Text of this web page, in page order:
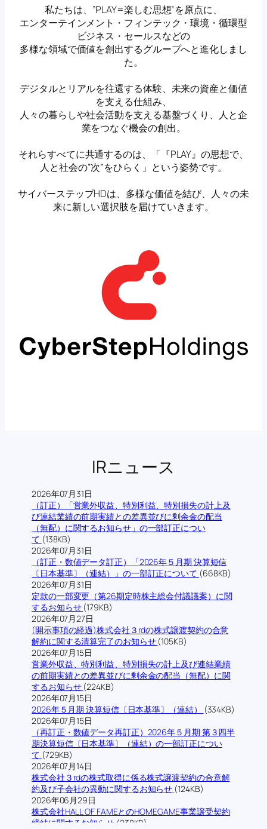
私たちは、”PLAY=楽しむ思想”を原点に、
エンターテインメント・フィンテック・環境・循環型
ビジネス・セールスなどの
多様な領域で価値を創出するグループへと進化しまし
た。
デジタルとリアルを往還する体験、未来の資産と価値
を支える仕組み、
人々の暮らしや社会活動を支える基盤づくり、人と企
業をつなぐ機会の創出。
それらすべてに共通するのは、「『PLAY』の思想で、
人と社会の”次”をひらく」という姿勢です。
サイバーステップHDは、多様な価値を結び、人々の未
来に新しい選択肢を届けていきます。
IRニュース
2026年07月31日
（訂正）「営業外収益、特別利益、特別損失の計上及
び連結業績の前期実績との差異並びに剰余金の配当
（無配）に関するお知らせ」の一部訂正につい
て (138KB)
2026年07月31日
（訂正・数値データ訂正）「2026年５月期 決算短信
〔日本基準〕（連結）」の一部訂正について (668KB)
2026年07月31日
定款の一部変更（第26期定時株主総会付議議案）に関
するお知らせ (179KB)
2026年07月27日
(開示事項の経過)株式会社３rdの株式譲渡契約の合意
解約に関する清算完了のお知らせ (105KB)
2026年07月15日
営業外収益、特別利益、特別損失の計上及び連結業績
の前期実績との差異並びに剰余金の配当（無配）に関
するお知らせ (224KB)
2026年07月15日
2026年５月期 決算短信〔日本基準〕（連結）
(334KB)
2026年07月15日
（再訂正・数値データ再訂正）2026年５月期 第３四半
期決算短信〔日本基準〕（連結）の一部訂正につい
て (729KB)
2026年07月14日
株式会社３rdの株式取得に係る株式譲渡契約の合意解
約及び子会社の異動に関するお知らせ (124KB)
2026年06月29日
株式会社HALL OF FAMEとのHOMEGAME事業譲受契約
締結に関するお知らせ (238KB)